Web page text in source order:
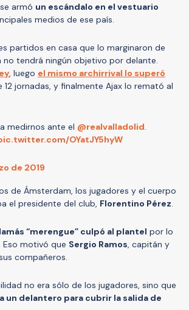
armó un escándalo en el vestuario
medios de ese país.
partidos en casa que lo marginaron de
tendrá ningún objetivo por delante.
, luego el mismo archirrival lo superó
jornadas, y finalmente Ajax lo remató al
medirnos ante el @realvalladolid.
OYatJY5hyW
de 2019
de Ámsterdam, los jugadores y el cuerpo
el presidente del club, Florentino Pérez.
“merengue” culpó al plantel por lo
motivó que Sergio Ramos, capitán y
compañeros.
no era sólo de los jugadores, sino que
un delantero para cubrir la salida de